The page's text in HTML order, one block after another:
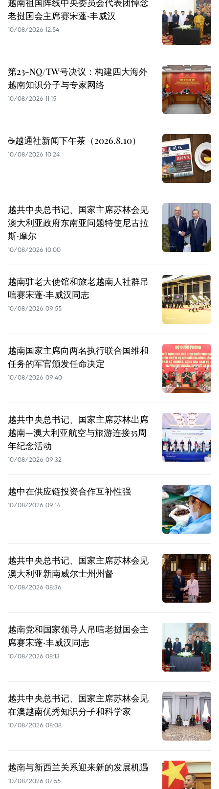
越南祖国阵线中央委员会代表团悼念
老挝国会主席赛宋蓬·丰威汉
10/08/2026 12:54
第23-NQ/TW号决议：构建四大海外
越南知识分子与专家网络
10/08/2026 11:15
☕️越通社新闻下午茶（2026.8.10）
10/08/2026 10:24
越共中央总书记、国家主席苏林会见
澳大利亚政府东南亚问题特使尼古拉
斯·摩尔
10/08/2026 10:00
越南驻老大使馆和旅老越南人社群吊
唁赛宋蓬·丰威汉同志
10/08/2026 09:55
越南国家主席向两名执行联合国维和
任务的军官颁发任命决定
10/08/2026 09:40
越共中央总书记、国家主席苏林出席
越南—澳大利亚航空与旅游连接35周
年纪念活动
10/08/2026 09:32
越中在供应链投资合作互补性强
10/08/2026 09:14
越共中央总书记、国家主席苏林会见
澳大利亚新南威尔士州州督
10/08/2026 08:36
越南党和国家领导人吊唁老挝国会主
席赛宋蓬·丰威汉同志
10/08/2026 08:13
越共中央总书记、国家主席苏林会见
在澳越南优秀知识分子和科学家
10/08/2026 08:08
越南与新西兰关系迎来新的发展机遇
10/08/2026 07:55